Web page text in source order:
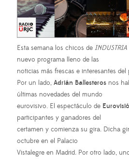
Esta semana los chicos de
nuevo programa lleno de las
noticias más frescas e interesantes
Por un lado, Adrián Ballesteros nos
últimas novedades del mundo
eurovisivo. El espectáculo de
participantes y ganadores del
certamen y comienza su gira. Dicha
octubre en el Palacio
Vistalegre en Madrid. Por otro lado,